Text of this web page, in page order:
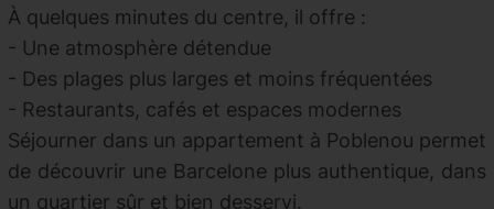
À quelques minutes du centre, il offre :
- Une atmosphère détendue
- Des plages plus larges et moins fréquentées
- Restaurants, cafés et espaces modernes
Séjourner dans un appartement à Poblenou permet
de découvrir une Barcelone plus authentique, dans
un quartier sûr et bien desservi.